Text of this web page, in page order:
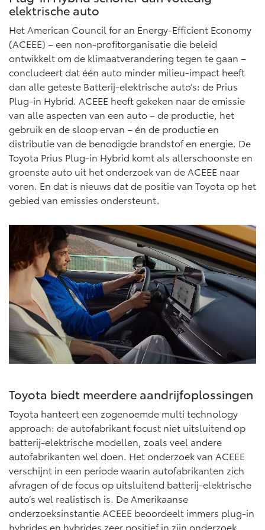
bZ4X
BATTERIJ-ELEKTRISCH
Vanaf € 39.995,-
bZ4X Touring
BATTERIJ-ELEKTRISCH
Vanaf € 48.995,-
Mirai
WATERSTOF-ELEKTRISCH
Vanaf € 76.695,-
Proace City (excl. BTW)
OOK ALS BATTERIJ-
ELEKTRISCH
Vanaf € 27.945,-
Proace (excl. BTW)
OOK ALS BATTERIJ-
ELEKTRISCH
Vanaf € 37.500,-
Proace Verso
BATTERIJ-ELEKTRISCH
Vanaf € 55.950,-
Proace Max (excl. BTW)
OOK ALS BATTERIJ-
Hilux (excl. BTW)
OOK ALS BATTERIJ-
Connected check
Navigatie updates
elektrische auto
Het American Council for an Energy-Efficient Economy
(ACEEE) – een non-profitorganisatie die beleid
ontwikkelt om de klimaatverandering tegen te gaan –
concludeert dat één auto minder milieu-impact heeft
dan alle geteste Batterij-elektrische auto’s: de Prius
Plug-in Hybrid. ACEEE heeft gekeken naar de emissie
van alle aspecten van een auto – de productie, het
gebruik en de sloop ervan – én de productie en
distributie van de benodigde brandstof en energie. De
Toyota Prius Plug-in Hybrid komt als allerschoonste en
groenste auto uit het onderzoek van de ACEEE naar
voren. En dat is nieuws dat de positie van Toyota op het
gebied van emissies ondersteunt.
Toyota biedt meerdere aandrijfoplossingen
Toyota hanteert een zogenoemde multi technology
approach: de autofabrikant focust niet uitsluitend op
batterij-elektrische modellen, zoals veel andere
autofabrikanten wel doen. Het onderzoek van ACEEE
verschijnt in een periode waarin autofabrikanten zich
afvragen of de focus op uitsluitend batterij-elektrische
auto’s wel realistisch is. De Amerikaanse
onderzoeksinstantie ACEEE beoordeelt immers plug-in
hybrides en hybrides zeer positief in zijn onderzoek.